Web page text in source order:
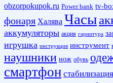
obzorpokupok.ru Power bank tv-
фонаря Халява Часы
аккумуляторы акция гарнитура
игрушка инструкция инструмент
наушники нож обувь
смартфон стабилизация